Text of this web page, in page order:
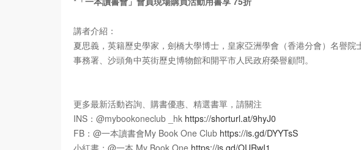
講者介紹：
夏思義，英籍歷史學家，劍橋大學博士，皇家亞洲學會（香港分會）名譽
事務署、沙頭角中英街歷史博物館和開平市人民政府榮譽顧問。
更多最新活動咨詢、購書優惠、精選書單，請關注
INS：@mybookoneclub _hk https://shorturl.at/9hyJ0
FB：@一本讀書會My Book One Club https://is.gd/DYYTsS
小紅書：@一本 My Book One https://is.gd/OURwI1